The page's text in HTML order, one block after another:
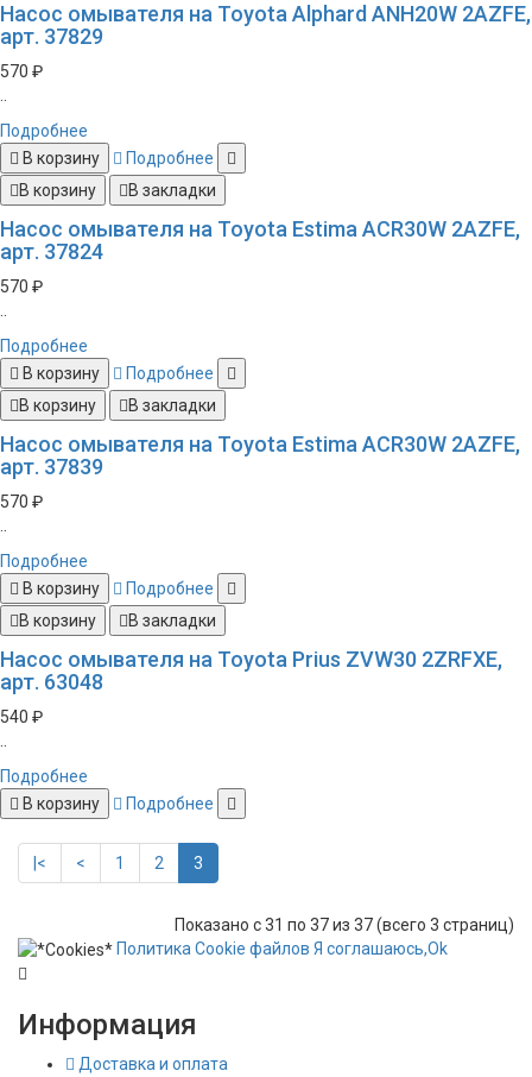
Насос омывателя на Toyota Alphard ANH20W 2AZFE,
арт. 37829
570 ₽
Подробнее
В корзину
Подробнее
В корзину
В закладки
Насос омывателя на Toyota Estima ACR30W 2AZFE,
арт. 37824
570 ₽
Подробнее
В корзину
Подробнее
В корзину
В закладки
Насос омывателя на Toyota Estima ACR30W 2AZFE,
арт. 37839
570 ₽
Подробнее
В корзину
Подробнее
В корзину
В закладки
Насос омывателя на Toyota Prius ZVW30 2ZRFXE,
арт. 63048
540 ₽
Подробнее
В корзину
Подробнее
|< < 1 2 3
Показано с 31 по 37 из 37 (всего 3 страниц)
Политика Сookie файлов Я соглашаюсь,Ok
Информация
Доставка и оплата